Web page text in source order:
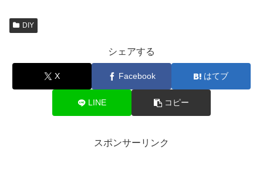
DIY
シェアする
X Facebook はてブ
LINE コピー
スポンサーリンク